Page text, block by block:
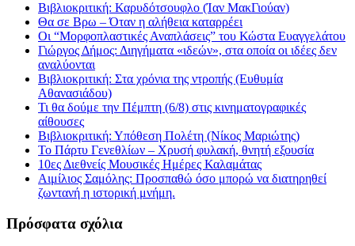
Βιβλιοκριτική: Καρυδότσουφλο (Ίαν ΜακΓιούαν)
Θα σε Βρω – Όταν η αλήθεια καταρρέει
Οι “Μορφοπλαστικές Αναπλάσεις” του Κώστα Ευαγγελάτου
Γιώργος Δήμος: Διηγήματα «ιδεών», στα οποία οι ιδέες δεν
αναλύονται
Βιβλιοκριτική: Στα χρόνια της ντροπής (Ευθυμία
Αθανασιάδου)
Τι θα δούμε την Πέμπτη (6/8) στις κινηματογραφικές
αίθουσες
Βιβλιοκριτική: Υπόθεση Πολέτη (Νίκος Μαριώτης)
Το Πάρτυ Γενεθλίων – Χρυσή φυλακή, θνητή εξουσία
10ες Διεθνείς Μουσικές Ημέρες Καλαμάτας
Αιμίλιος Σαμόλης: Προσπαθώ όσο μπορώ να διατηρηθεί
ζωντανή η ιστορική μνήμη.
Πρόσφατα σχόλια